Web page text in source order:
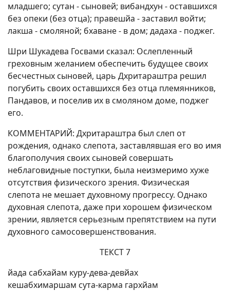
младшего; сутан - сыновей; вибандхун - оставшихся
без опеки (без отца); правешйа - заставил войти;
лакша - смоляной; бхаване - в дом; дадаха - поджег.
Шри Шукадева Госвами сказал: Ослепленный
греховным желанием обеспечить будущее своих
бесчестных сыновей, царь Дхритараштра решил
погубить своих оставшихся без отца племянников,
Пандавов, и поселив их в смоляном доме, поджег
его.
КОММЕНТАРИЙ: Дхритараштра был слеп от
рождения, однако слепота, заставлявшая его во имя
благополучия своих сыновей совершать
неблаговидные поступки, была неизмеримо хуже
отсутствия физического зрения. Физическая
слепота не мешает духовному прогрессу. Однако
духовная слепота, даже при хорошем физическом
зрении, является серьезным препятствием на пути
духовного самосовершенствования.
ТЕКСТ 7
йада сабхайам куру-дева-девйах
кешабхимаршам сута-карма гархйам